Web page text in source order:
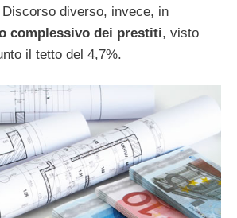
diverso, invece, in
complessivo dei prestiti, visto
il tetto del 4,7%.